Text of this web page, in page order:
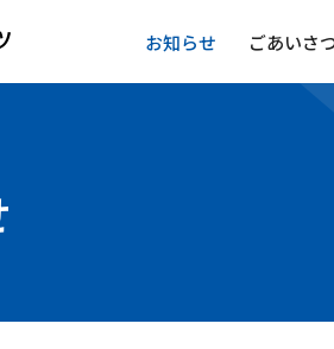
お知らせ ごあいさ